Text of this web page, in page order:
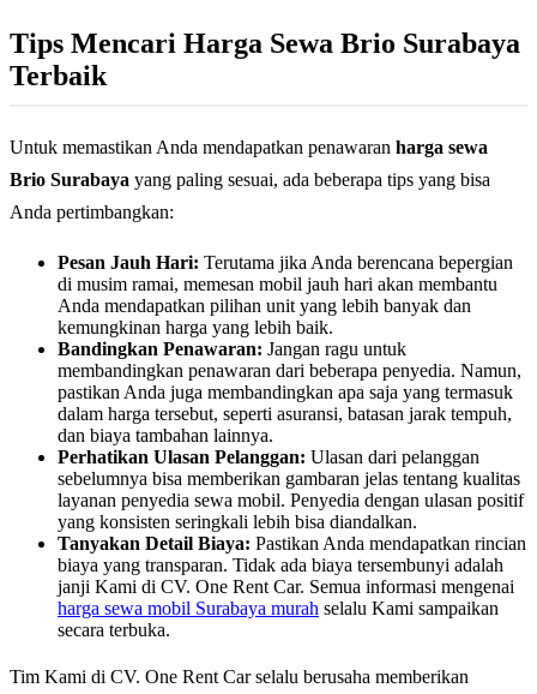
Tips Mencari Harga Sewa Brio Surabaya
Terbaik
Untuk memastikan Anda mendapatkan penawaran harga sewa
Brio Surabaya yang paling sesuai, ada beberapa tips yang bisa
Anda pertimbangkan:
Pesan Jauh Hari: Terutama jika Anda berencana bepergian
di musim ramai, memesan mobil jauh hari akan membantu
Anda mendapatkan pilihan unit yang lebih banyak dan
kemungkinan harga yang lebih baik.
Bandingkan Penawaran: Jangan ragu untuk
membandingkan penawaran dari beberapa penyedia. Namun,
pastikan Anda juga membandingkan apa saja yang termasuk
dalam harga tersebut, seperti asuransi, batasan jarak tempuh,
dan biaya tambahan lainnya.
Perhatikan Ulasan Pelanggan: Ulasan dari pelanggan
sebelumnya bisa memberikan gambaran jelas tentang kualitas
layanan penyedia sewa mobil. Penyedia dengan ulasan positif
yang konsisten seringkali lebih bisa diandalkan.
Tanyakan Detail Biaya: Pastikan Anda mendapatkan rincian
biaya yang transparan. Tidak ada biaya tersembunyi adalah
janji Kami di CV. One Rent Car. Semua informasi mengenai
harga sewa mobil Surabaya murah selalu Kami sampaikan
secara terbuka.
Tim Kami di CV. One Rent Car selalu berusaha memberikan